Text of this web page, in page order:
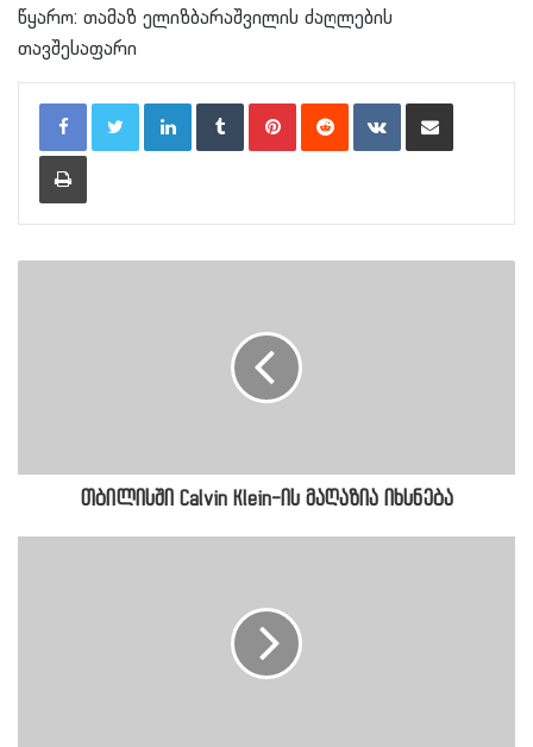
წყარო: თამაზ ელიზბარაშვილის ძაღლების
თავშესაფარი
LinkedInTumblr PinterestReddit VKontakteShare via Email
Print
თბილისში Calvin Klein-ის მაღაზია იხსნება